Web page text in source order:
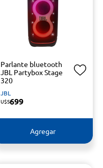
Parlante bluetooth
JBL Partybox Stage
320
JBL
U$S699
Agregar